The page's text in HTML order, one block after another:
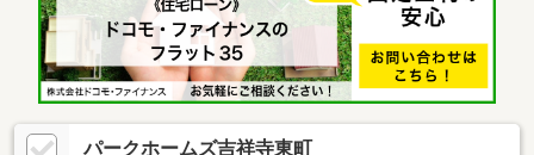
パークホームズ吉祥寺東町